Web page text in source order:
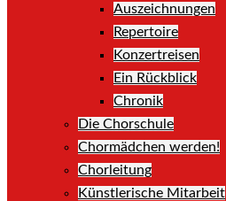
Auszeichnungen
Repertoire
Konzertreisen
Ein Rückblick
Chronik
Die Chorschule
Chormädchen werden!
Chorleitung
Künstlerische Mitarbeit